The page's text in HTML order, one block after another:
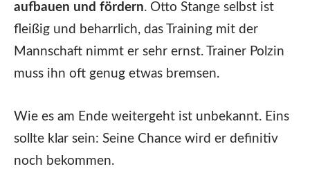
aufbauen und fördern. Otto Stange selbst ist
fleißig und beharrlich, das Training mit der
Mannschaft nimmt er sehr ernst. Trainer Polzin
muss ihn oft genug etwas bremsen.
Wie es am Ende weitergeht ist unbekannt. Eins
sollte klar sein: Seine Chance wird er definitiv
noch bekommen.